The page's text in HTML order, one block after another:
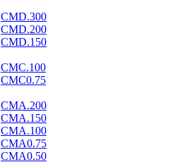
CMD.300
CMD.200
CMD.150
CMC.100
CMC0.75
CMA.200
CMA.150
CMA.100
CMA0.75
CMA0.50